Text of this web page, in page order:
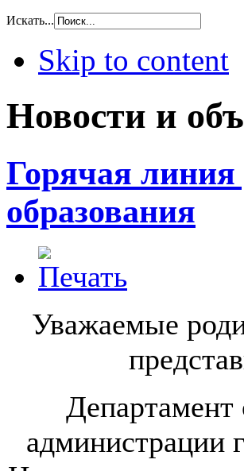
Искать...
Skip to content
Новости и
Горячая линия
образования
Уважаемые
Департамент
администрации